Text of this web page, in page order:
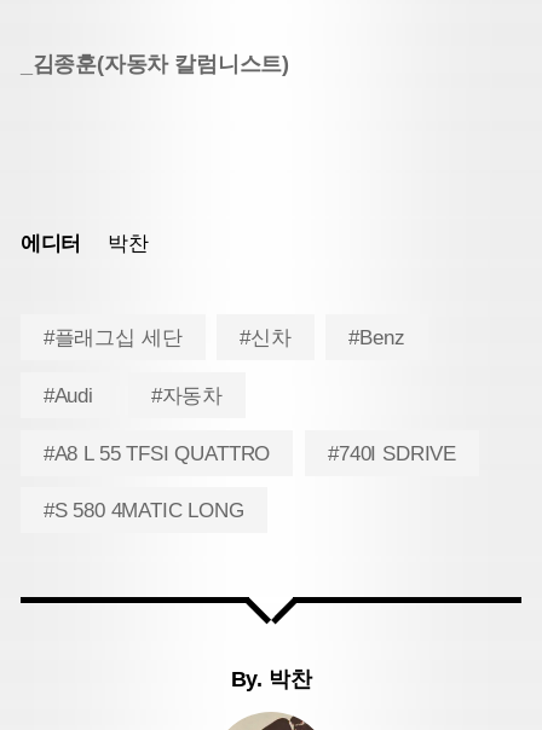
_김종훈(자동차 칼럼니스트)
에디터 박찬
#플래그십 세단 #신차 #Benz
#Audi #자동차
#A8 L 55 TFSI QUATTRO #740I SDRIVE
#S 580 4MATIC LONG
By. 박찬